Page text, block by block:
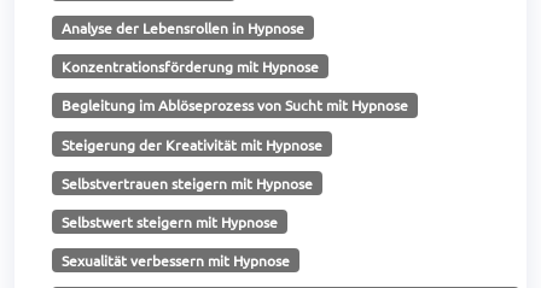
Analyse der Lebensrollen in Hypnose
Konzentrationsförderung mit Hypnose
Begleitung im Ablöseprozess von Sucht mit Hypnose
Steigerung der Kreativität mit Hypnose
Selbstvertrauen steigern mit Hypnose
Selbstwert steigern mit Hypnose
Sexualität verbessern mit Hypnose